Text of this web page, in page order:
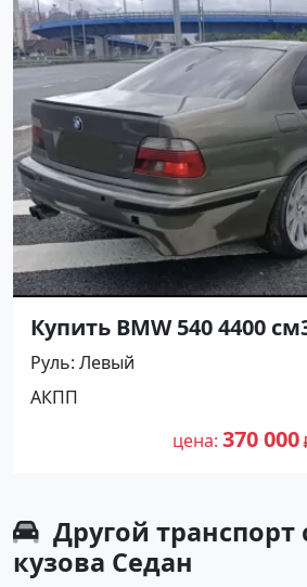
Купить BMW 540 4400
л.с.) Бензин инжектор в
Кубани: цвет Серый
по цене 370000 рублей,
№25112 на сайте
Руль Левый
АКПП
цена 370 000
Другой транспорт
кузова Седан